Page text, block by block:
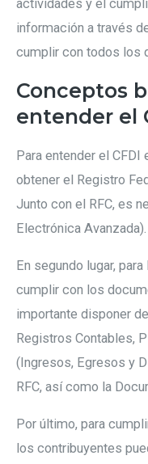
actividades y el
información a través
cumplir con todos los
Conceptos
entender el
Para entender el
obtener el Registro
Junto con el RFC, es
Electrónica Avanzada).
En segundo lugar,
cumplir con los
importante disponer
Registros Contables,
(Ingresos, Egresos y
RFC, así como la
Por último, para
los contribuyentes